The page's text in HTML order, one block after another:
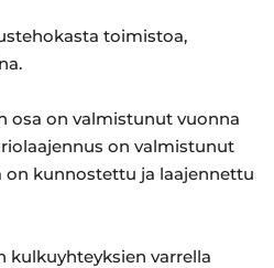
toimistoa,
osa on valmistunut vuonna
on valmistunut
on kunnostettu ja laajennettu
kulkuyhteyksien varrella